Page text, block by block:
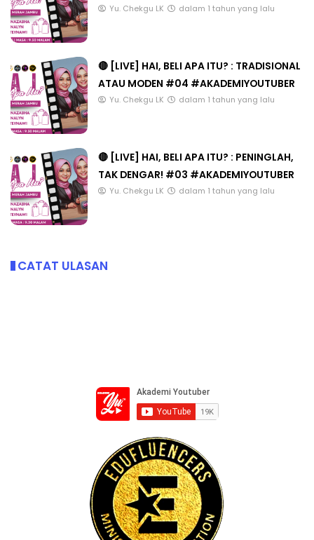
Yu. Chekgu LK dalam 1 tahun yang lalu
🔴 [LIVE] HAI, BELI APA ITU? : TRADISIONAL
ATAU MODEN #04 #AKADEMIYOUTUBER
Yu. Chekgu LK dalam 1 tahun yang lalu
🔴 [LIVE] HAI, BELI APA ITU? : PENINGLAH,
TAK DENGAR! #03 #AKADEMIYOUTUBER
Yu. Chekgu LK dalam 1 tahun yang lalu
CATAT ULASAN